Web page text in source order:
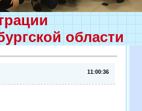
области
11:00:36